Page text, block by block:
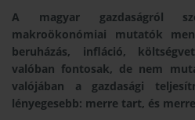
A magyar gazdaságról
makroökonómiai mutatók
beruházás, infláció,
valóban fontosak, de nem
valójában a gazdasági
lényegesebb: merre tart, és